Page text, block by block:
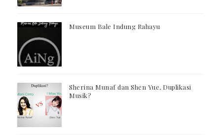
Museum Bale Indung Rahayu
Sherina Munaf dan Shen Yue, Duplikasi
Musik?